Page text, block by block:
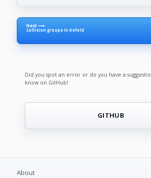
Next ⟶
Collision groups in Defold
Did you spot an error or do you have a
know on GitHub!
GITHUB
About